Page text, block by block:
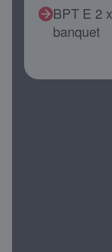
BPT E 2
banquet